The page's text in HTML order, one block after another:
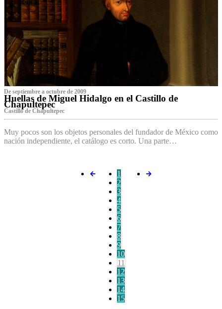
De septiembre a octubre de 2009
Huellas de Miguel Hidalgo en el Castillo de
Chapultepec
Castillo de Chapultepec
Muy pocos son los objetos personales del fundador de México como
nación independiente, el catálogo es corto. Una parte…
1
2
3
4
5
6
7
8
9
10
11
12
13
14
15